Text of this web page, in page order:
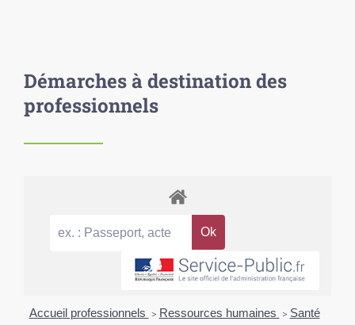
Démarches à destination des
professionnels
Accueil professionnels > Ressources humaines > Santé